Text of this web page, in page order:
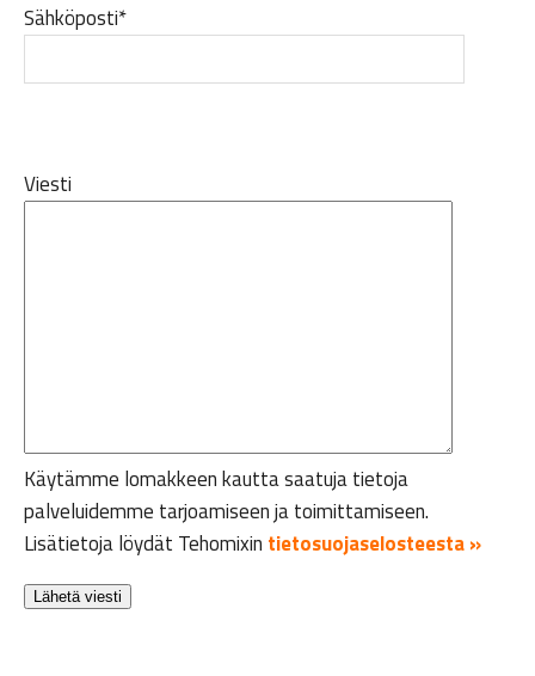
Sähköposti*
Viesti
Käytämme lomakkeen kautta saatuja tietoja
palveluidemme tarjoamiseen ja toimittamiseen.
Lisätietoja löydät Tehomixin tietosuojaselosteesta »